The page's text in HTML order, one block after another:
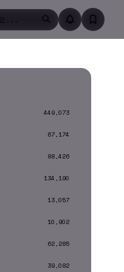
449,073
67,174
88,426
134,190
13,057
10,902
62,285
39,082